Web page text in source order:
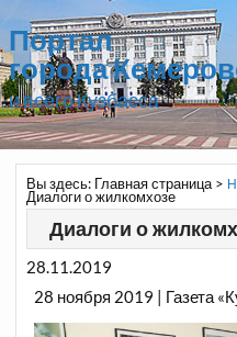
Портал
города
и всего Кузбасса
Вы здесь: Главная страница>
Диалоги о жилкомхозе
Диалоги о
28.11.2019
28 ноября 2019 | Газета